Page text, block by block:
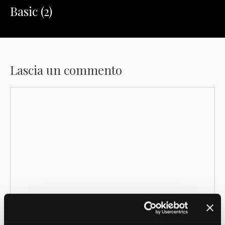
Basic (2)
Lascia un commento